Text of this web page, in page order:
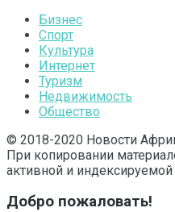
Бизнес
Спорт
Культура
Интернет
Туризм
Недвижимость
Общество
© 2018-2020 Новости
При копировании
активной и индексируемой
Добро пожаловать!